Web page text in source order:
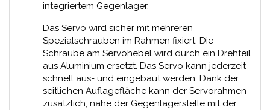
integriertem Gegenlager.
Das Servo wird sicher mit mehreren
Spezialschrauben im Rahmen fixiert. Die
Schraube am Servohebel wird durch ein Drehteil
aus Aluminium ersetzt. Das Servo kann jederzeit
schnell aus- und eingebaut werden. Dank der
seitlichen Auflagefläche kann der Servorahmen
zusätzlich, nahe der Gegenlagerstelle mit der